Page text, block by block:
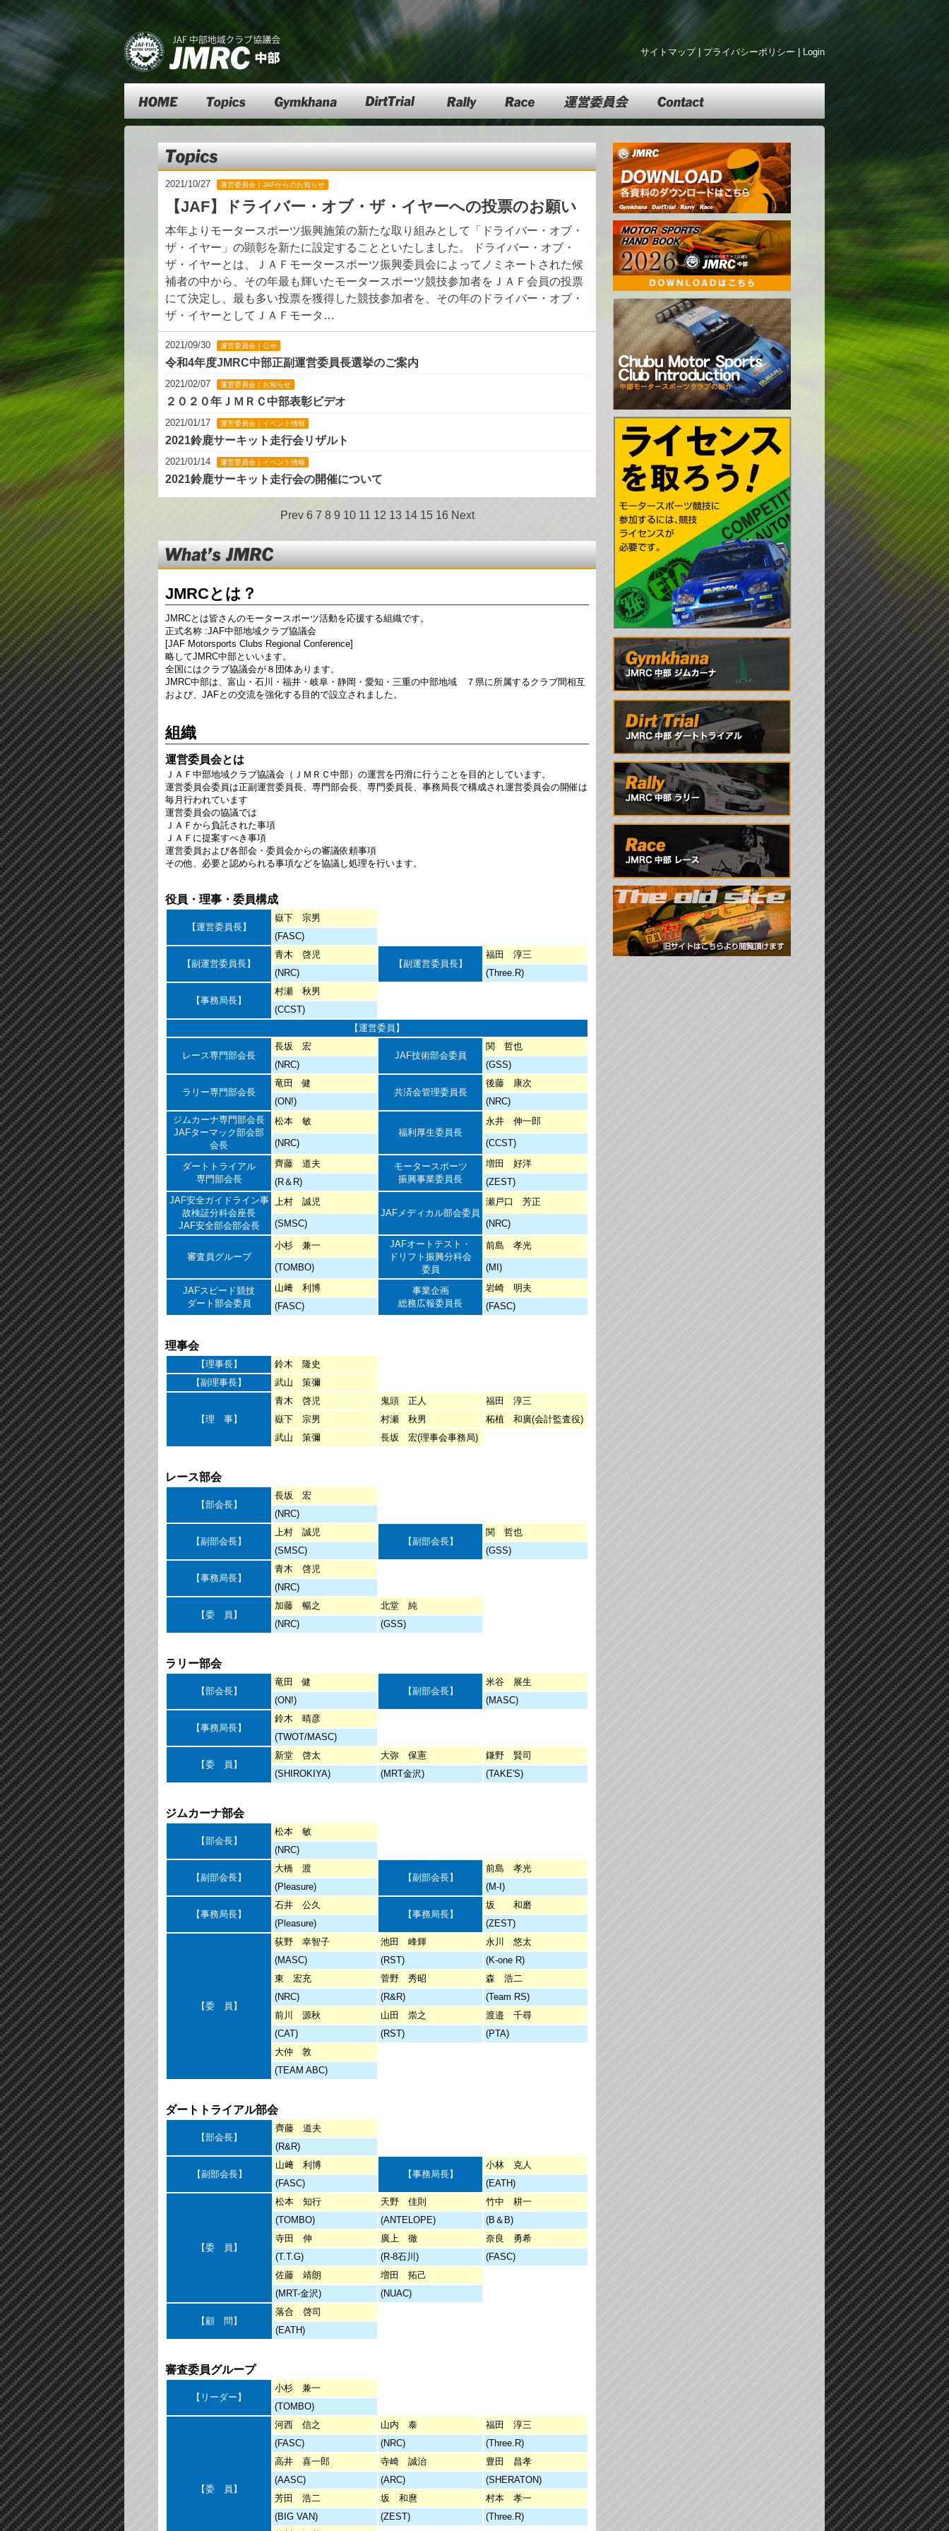
サイトマップ| プライバシーポリシー Login
Topics
2021/10/27 運営委員会｜JAFからのお知らせ
【JAF】ドライバー・オブ・ザ・イヤーへの投票のお願い
本年よりモータースポーツ振興施策の新たな取り組みとして「ドライバー・オブ・
ザ・イヤー」の顕彰を新たに設定することといたしました。 ドライバー・オブ・
ザ・イヤーとは、ＪＡＦモータースポーツ振興委員会によってノミネートされた候
補者の中から、その年最も輝いたモータースポーツ競技参加者をＪＡＦ会員の投票
にて決定し、最も多い投票を獲得した競技参加者を、その年のドライバー・オブ・
ザ・イヤーとしてＪＡＦモータ…
2021/09/30 運営委員会｜公示
令和4年度JMRC中部正副運営委員長選挙のご案内
2021/02/07 運営委員会｜お知らせ
２０２０年ＪＭＲＣ中部表彰ビデオ
2021/01/17 運営委員会｜イベント情報
2021鈴鹿サーキット走行会リザルト
2021/01/14 運営委員会｜イベント情報
2021鈴鹿サーキット走行会の開催について
Prev 6 7 8 9 10 11 12 13 14 15 16 Next
Whats
JMRC
JMRCとは？
JMRCとは皆さんのモータースポーツ活動を応援する組織です。
正式名称 :JAF中部地域クラブ協議会
[JAF Motorsports Clubs Regional Conference]
略してJMRC中部といいます。
全国にはクラブ協議会が８団体あります。
JMRC中部は、富山・石川・福井・岐阜・静岡・愛知・三重の中部地域 ７県に所属するクラブ間相互
および、JAFとの交流を強化する目的で設立されました。
組織
運営委員会とは
ＪＡＦ中部地域クラブ協議会（ＪＭＲＣ中部）の運営を円滑に行うことを目的としています。
運営委員会委員は正副運営委員長、専門部会長、専門委員長、事務局長で構成され運営委員会の開催は
毎月行われています
運営委員会の協議では
ＪＡＦから負託された事項
ＪＡＦに提案すべき事項
運営委員および各部会・委員会からの審議依頼事項
その他、必要と認められる事項などを協議し処理を行います。
役員・理事・委員構成
【運営委員長】
嶽下 宗男
(FASC)
【副運営委員長】
青木 啓児
【副運営委員長】
福田 淳三
(NRC)
(Three.R)
【事務局長】
村瀬 秋男
(CCST)
【運営委員】
レース専門部会長
長坂 宏
JAF技術部会委員
関 哲也
(NRC)
(GSS)
ラリー専門部会長
竜田 健
共済会管理委員長
後藤 康次
(ON!)
(NRC)
ジムカーナ専門部会長
JAFターマック部会部
会長
松本 敏
福利厚生委員長
永井 伸一郎
(NRC) (CCST)
ダートトライアル
専門部会長
齊藤 道夫
モータースポーツ
振興事業委員長
増田 好洋
(R＆R)
(ZEST)
JAF安全ガイドライン事
故検証分科会座長
JAF安全部会部会長
上村 誠児
JAFメディカル部会委員
瀬戸口 芳正
(SMSC) (NRC)
審査員グループ
小杉 兼一
JAFオートテスト・
ドリフト振興分科会
委員
前島 孝光
(TOMBO) (MI)
JAFスピード競技
ダート部会委員
山﨑 利博
事業企画
総務広報委員長
岩崎 明夫
(FASC)
(FASC)
理事会
【理事長】
鈴木 隆史
【副理事長】
武山 策彌
【理 事】
青木 啓児 鬼頭 正人
福田 淳三
嶽下 宗男
村瀬 秋男
柘植 和廣(会計監査役)
武山 策彌
長坂 宏(理事会事務局)
レース部会
【部会長】
長坂 宏
(NRC)
【副部会長】
上村 誠児
【副部会長】
関 哲也
(SMSC)
(GSS)
【事務局長】
青木 啓児
(NRC)
【委 員】
加藤 暢之
北堂 純
(NRC)
(GSS)
ラリー部会
【部会長】
竜田 健
【副部会長】
米谷 展生
(ON!)
(MASC)
【事務局長】
鈴木 晴彦
(TWOT/MASC)
【委 員】
新堂 啓太 大弥 保憲
鎌野 賢司
(SHIROKIYA)
(MRT金沢) (TAKE'S)
ジムカーナ部会
【部会長】
松本 敏
(NRC)
【副部会長】
大橋 渡
【副部会長】
前島 孝光
(Pleasure)
(M-I)
【事務局長】
石井 公久
【事務局長】
坂 和磨
(Pleasure)
(ZEST)
【委 員】
荻野 幸智子 池田 峰輝
永川 悠太
(MASC)
(RST)
(K-one R)
東 宏充
菅野 秀昭
森 浩二
(NRC)
(R&R)
(Team RS)
前川 源秋
山田 崇之
渡邉 千尋
(CAT)
(RST)
(PTA)
大仲 敦
(TEAM ABC)
ダートトライアル部会
【部会長】
齊藤 道夫
(R&R)
【副部会長】
山﨑 利博
【事務局長】
小林 克人
(FASC)
(EATH)
【委 員】
松本 知行 天野 佳則
竹中 耕一
(TOMBO)
(ANTELOPE)
(B＆B)
寺田 伸
廣上 徹
奈良 勇希
(T.T.G)
(R-8石川)
(FASC)
佐藤 靖朗
増田 拓己
(MRT-金沢)
(NUAC)
【顧 問】
落合 啓司
(EATH)
審査委員グループ
【リーダー】
小杉 兼一
(TOMBO)
【委 員】
河西 信之 山内 泰
福田 淳三
(FASC)
(NRC)
(Three.R)
高井 喜一郎
寺崎 誠治
豊田 昌孝
(AASC)
(ARC)
(SHERATON)
芳田 浩二
坂 和麿
村本 孝一
(BIG VAN)
(ZEST)
(Three.R)